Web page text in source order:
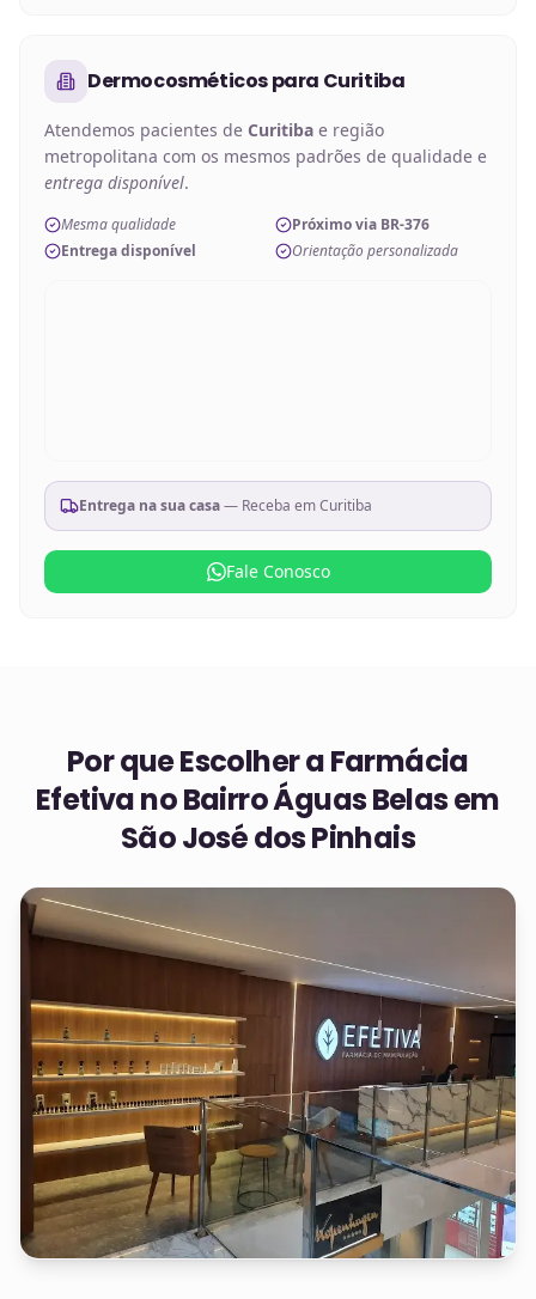
Dermocosméticospara Curitiba
Atendemos pacientes de Curitiba e região
metropolitana com os mesmos padrões de qualidade e
entrega disponível.
Mesma qualidade
Próximo via BR-376
Entrega disponível
Orientação personalizada
Entrega na sua casa— Receba emCuritiba
Fale Conosco
Por que Escolher a Farmácia
Efetiva noBairro Águas Belas em
São José dos Pinhais